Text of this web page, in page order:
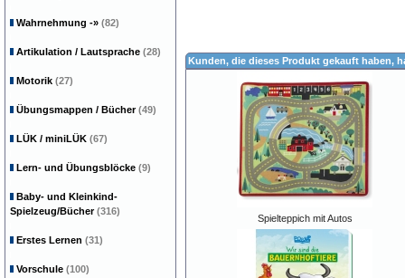
Kunden, die dieses Produkt gekauft haben,
Spielteppich mit Autos
Wahrnehmung -» (82)
Artikulation / Lautsprache (28)
Motorik (27)
Übungsmappen / Bücher(49)
LÜK / miniLÜK (67)
Lern- und Übungsblöcke (9)
Baby- und Kleinkind-
Spielzeug/Bücher(316)
Erstes Lernen (31)
Vorschule (100)